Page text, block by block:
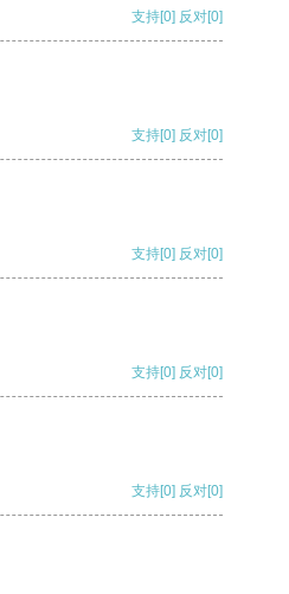
支持[0] 反对[0]
支持[0] 反对[0]
支持[0] 反对[0]
支持[0] 反对[0]
支持[0] 反对[0]